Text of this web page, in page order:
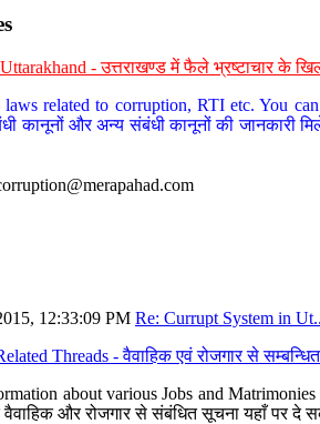
- उत्तराखण्ड में फैले भ्रष्टाचार के
related to corruption, RTI etc. You
कानूनों और अन्य संबंधी कानूनों की जानकारी
12:33:09 PM Re: Currupt System in
Threads - वैवाहिक एवं रोजगार से सम्बन्धित
about various Jobs and
और रोजगार से संबंधित सूचना यहाँ पर दे